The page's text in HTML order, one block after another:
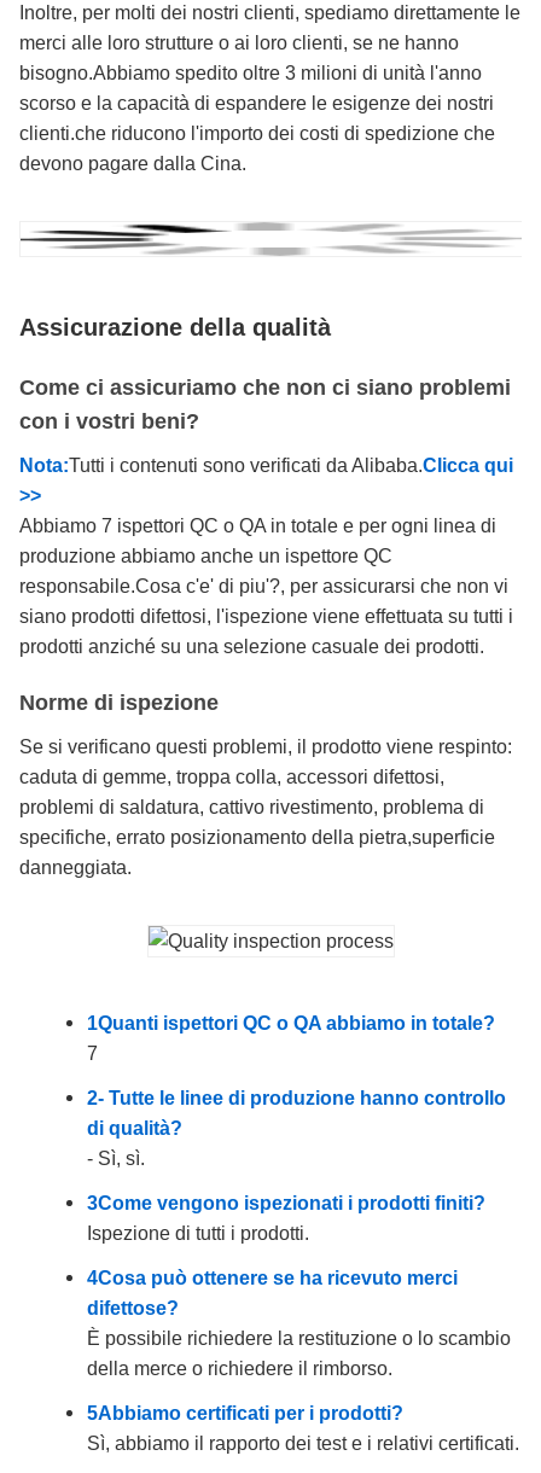
Inoltre, per molti dei nostri clienti, spediamo direttamente le
merci alle loro strutture o ai loro clienti, se ne hanno
bisogno.Abbiamo spedito oltre 3 milioni di unità l'anno
scorso e la capacità di espandere le esigenze dei nostri
clienti.che riducono l'importo dei costi di spedizione che
devono pagare dalla Cina.
Assicurazione della qualità
Come ci assicuriamo che non ci siano problemi
con i vostri beni?
Nota:Tutti i contenuti sono verificati da Alibaba.Clicca qui
>>
Abbiamo 7 ispettori QC o QA in totale e per ogni linea di
produzione abbiamo anche un ispettore QC
responsabile.Cosa c'e' di piu'?, per assicurarsi che non vi
siano prodotti difettosi, l'ispezione viene effettuata su tutti i
prodotti anziché su una selezione casuale dei prodotti.
Norme di ispezione
Se si verificano questi problemi, il prodotto viene respinto:
caduta di gemme, troppa colla, accessori difettosi,
problemi di saldatura, cattivo rivestimento, problema di
specifiche, errato posizionamento della pietra,superficie
danneggiata.
1Quanti ispettori QC o QA abbiamo in totale?
7
2- Tutte le linee di produzione hanno controllo
di qualità?
- Sì, sì.
3Come vengono ispezionati i prodotti finiti?
Ispezione di tutti i prodotti.
4Cosa può ottenere se ha ricevuto merci
difettose?
È possibile richiedere la restituzione o lo scambio
della merce o richiedere il rimborso.
5Abbiamo certificati per i prodotti?
Sì, abbiamo il rapporto dei test e i relativi certificati.